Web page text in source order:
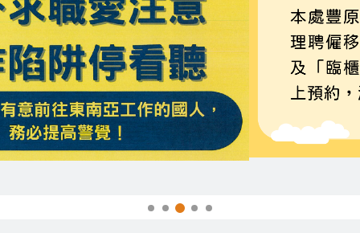
辦理聘僱移工前國內求才招募預約